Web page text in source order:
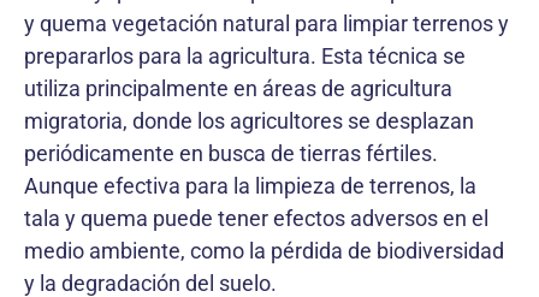
y quema vegetación natural para limpiar terrenos y
prepararlos para la agricultura. Esta técnica se
utiliza principalmente en áreas de agricultura
migratoria, donde los agricultores se desplazan
periódicamente en busca de tierras fértiles.
Aunque efectiva para la limpieza de terrenos, la
tala y quema puede tener efectos adversos en el
medio ambiente, como la pérdida de biodiversidad
y la degradación del suelo.